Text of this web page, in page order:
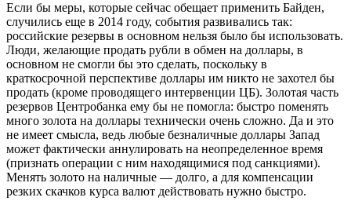
Если бы меры, которые сейчас обещает применить Байден,
случились еще в 2014 году, события развивались так:
российские резервы в основном нельзя было бы использовать.
Люди, желающие продать рубли в обмен на доллары, в
основном не смогли бы это сделать, поскольку в
краткосрочной перспективе доллары им никто не захотел бы
продать (кроме проводящего интервенции ЦБ). Золотая часть
резервов Центробанка ему бы не помогла: быстро поменять
много золота на доллары технически очень сложно. Да и это
не имеет смысла, ведь любые безналичные доллары Запад
может фактически аннулировать на неопределенное время
(признать операции с ним находящимися под санкциями).
Менять золото на наличные — долго, а для компенсации
резких скачков курса валют действовать нужно быстро.